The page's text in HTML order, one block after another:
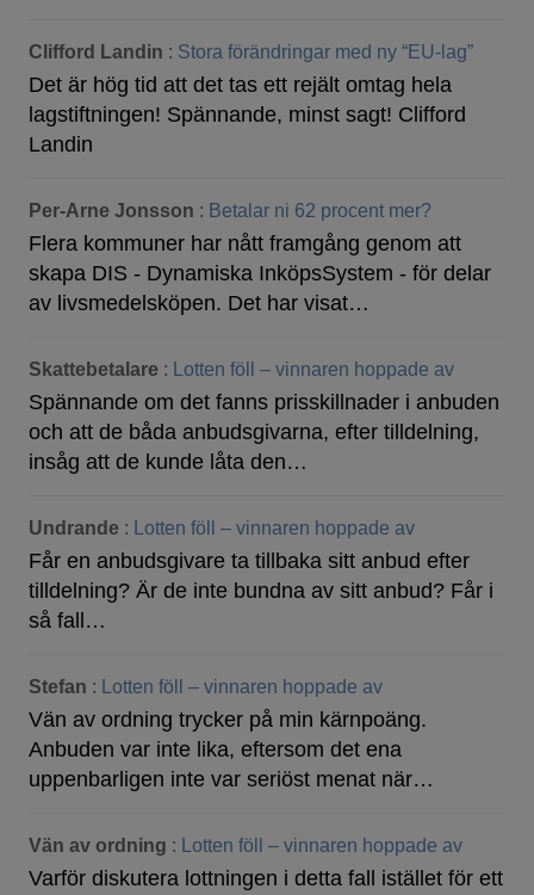
Clifford Landin : Stora förändringar med ny “EU-lag”
Det är hög tid att det tas ett rejält omtag hela
lagstiftningen! Spännande, minst sagt! Clifford
Landin
Per-Arne Jonsson : Betalar ni 62 procent mer?
Flera kommuner har nått framgång genom att
skapa DIS - Dynamiska InköpsSystem - för delar
av livsmedelsköpen. Det har visat…
Skattebetalare : Lotten föll – vinnaren hoppade av
Spännande om det fanns prisskillnader i anbuden
och att de båda anbudsgivarna, efter tilldelning,
insåg att de kunde låta den…
Undrande : Lotten föll – vinnaren hoppade av
Får en anbudsgivare ta tillbaka sitt anbud efter
tilldelning? Är de inte bundna av sitt anbud? Får i
så fall…
Stefan : Lotten föll – vinnaren hoppade av
Vän av ordning trycker på min kärnpoäng.
Anbuden var inte lika, eftersom det ena
uppenbarligen inte var seriöst menat när…
Vän av ordning : Lotten föll – vinnaren hoppade av
Varför diskutera lottningen i detta fall istället för ett